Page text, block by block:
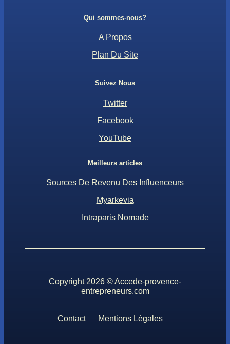
Qui sommes-nous?
A Propos
Plan Du Site
Suivez Nous
Twitter
Facebook
YouTube
Meilleurs articles
Sources De Revenu Des Influenceurs
Myarkevia
Intraparis Nomade
Copyright 2026 © Accede-provence-
entrepreneurs.com
Contact Mentions Légales